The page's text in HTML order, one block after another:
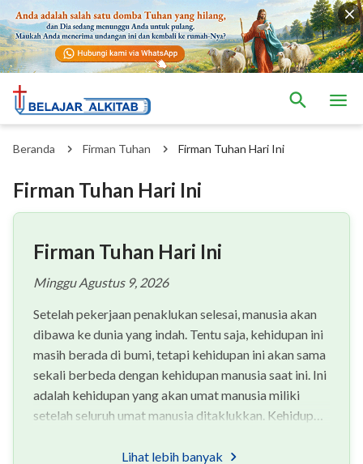
Beranda Firman Tuhan Firman Tuhan Hari Ini
Firman Tuhan Hari Ini
Firman Tuhan Hari Ini
Minggu Agustus 9, 2026
Setelah pekerjaan penaklukan selesai, manusia akan
dibawa ke dunia yang indah. Tentu saja, kehidupan ini
masih berada di bumi, tetapi kehidupan ini akan sama
sekali berbeda dengan kehidupan manusia saat ini. Ini
adalah kehidupan yang akan umat manusia miliki
setelah seluruh umat manusia ditaklukkan. Kehidupan
Lihat lebih banyak